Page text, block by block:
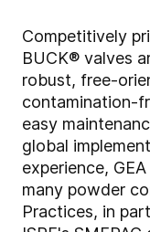
Competitively
BUCK® valves
robust, free-
contamination-
easy
global
experience,
many powder
Practices, in